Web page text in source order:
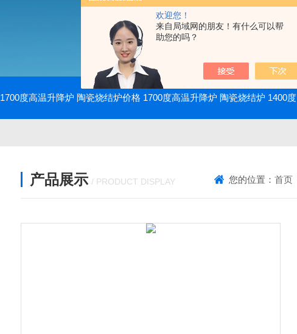
欢迎您！
来自局域网的朋友！有什么可以帮
助您的吗？
1700度高温升降炉 陶瓷烧结炉价格 1700度高温升降炉 陶瓷烧结炉 1400度电动升降炉 实验室使用
产品展示 / PRODUCT DISPLAY 您的位置：首页